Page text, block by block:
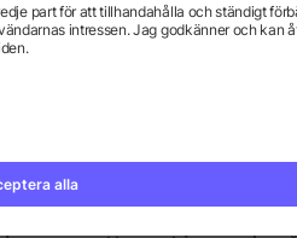
mig att skapa dem?